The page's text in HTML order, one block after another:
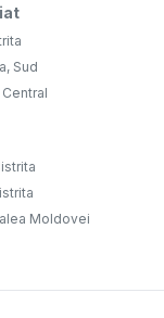
Sud
Moldovei